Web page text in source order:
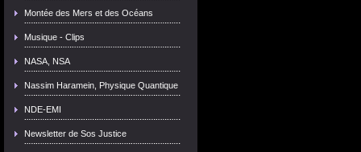
Montée des Mers et des Océans
Musique - Clips
NASA, NSA
Nassim Haramein, Physique Quantique
NDE-EMI
Newsletter de Sos Justice